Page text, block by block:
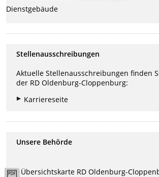
Dienstgebäude
Stellenausschreibungen
Aktuelle Stellenausschreibungen finden
der RD Oldenburg-Cloppenburg:
Karriereseite
Unsere Behörde
Übersichtskarte RD Oldenburg-